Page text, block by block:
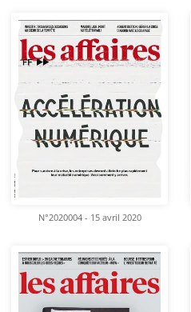
N°2020004 - 15 avril 2020